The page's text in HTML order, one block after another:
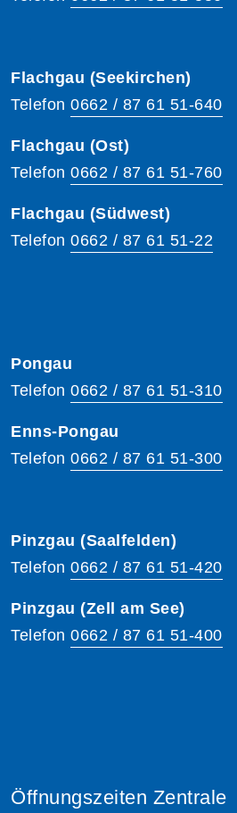
Flachgau (Seekirchen)
Telefon 0662 / 87 61 51-640
Flachgau (Ost)
Telefon 0662 / 87 61 51-760
Flachgau (Südwest)
Telefon 0662 / 87 61 51-22
Pongau
Telefon 0662 / 87 61 51-310
Enns-Pongau
Telefon 0662 / 87 61 51-300
Pinzgau (Saalfelden)
Telefon 0662 / 87 61 51-420
Pinzgau (Zell am See)
Telefon 0662 / 87 61 51-400
Öffnungszeiten Zentrale